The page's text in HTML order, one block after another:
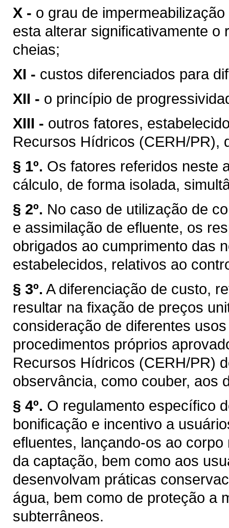
X - o grau de
esta alterar significativamente o
cheias;
XI - custos diferenciados para
XII - o princípio de
XIII - outros fatores,
Recursos Hídricos (CERH/PR),
§ 1º. Os fatores referidos neste
cálculo, de forma isolada,
§ 2º. No caso de utilização de
e assimilação de efluente, os
obrigados ao cumprimento das
estabelecidos, relativos ao
§ 3º. A diferenciação de custo,
resultar na fixação de preços
consideração de diferentes
procedimentos próprios
Recursos Hídricos (CERH/PR)
observância, como couber, aos
§ 4º. O regulamento específico
bonificação e incentivo a
efluentes, lançando-os ao
da captação, bem como aos
desenvolvam práticas
água, bem como de proteção a
subterrâneos.